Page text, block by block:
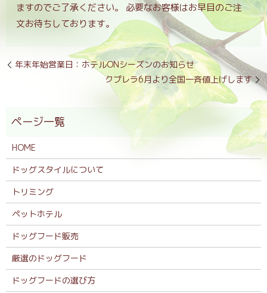
ますのでご了承ください。 必要なお客様はお早目のご注
文お待ちしております。
年末年始営業日：ホテルONシーズンのお知らせ
クプレラ6月より全国一斉値上げします
HOME
ドッグスタイルについて
トリミング
ペットホテル
ドッグフード販売
厳選のドッグフード
ドッグフードの選び方